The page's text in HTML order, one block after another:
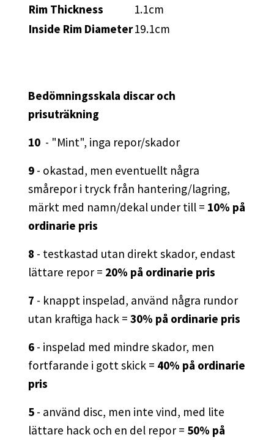
Rim Thickness
1.1cm
Inside Rim Diameter19.1cm
Bedömningsskala discar och
prisuträkning
10 - "Mint", inga repor/skador
9 - okastad, men eventuellt några
smårepor i tryck från hantering/lagring,
märkt med namn/dekal under till = 10% på
ordinarie pris
8 - testkastad utan direkt skador, endast
lättare repor = 20% på ordinarie pris
7 - knappt inspelad, använd några rundor
utan kraftiga hack = 30% på ordinarie pris
6 - inspelad med mindre skador, men
fortfarande i gott skick = 40% på ordinarie
pris
5 - använd disc, men inte vind, med lite
lättare hack och en del repor = 50% på